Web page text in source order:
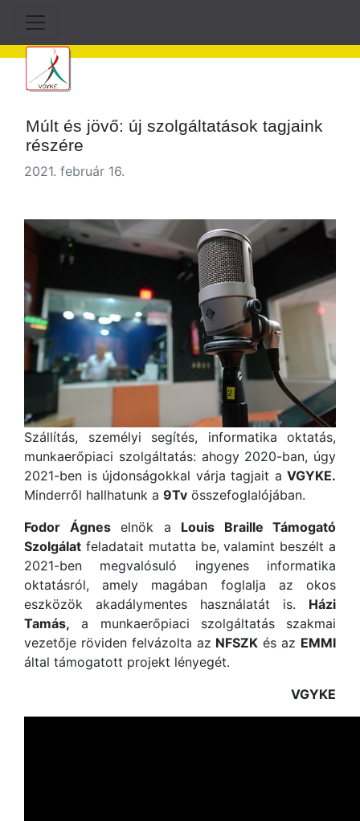
Múlt és jövő: új szolgáltatások tagjaink
részére
2021. február 16.
Szállítás, személyi segítés, informatika oktatás,
munkaerőpiaci szolgáltatás: ahogy 2020-ban, úgy
2021-ben is újdonságokkal várja tagjait a VGYKE.
Minderről hallhatunk a 9Tv összefoglalójában.
Fodor Ágneselnök a Louis Braille Támogató
Szolgálat feladatait mutatta be, valamint beszélt a
2021-ben megvalósuló ingyenes informatika
oktatásról, amely magában foglalja az okos
eszközök akadálymentes használatát is. Házi
Tamás, a munkaerőpiaci szolgáltatás szakmai
vezetője röviden felvázolta az NFSZK és az EMMI
által támogatott projekt lényegét.
VGYKE